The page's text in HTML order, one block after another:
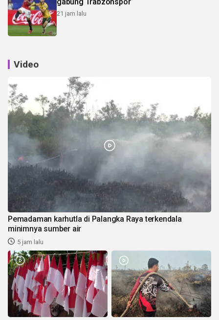
21 jam lalu
Video
Pemadaman karhutla di Palangka Raya terkendala
minimnya sumber air
5 jam lalu